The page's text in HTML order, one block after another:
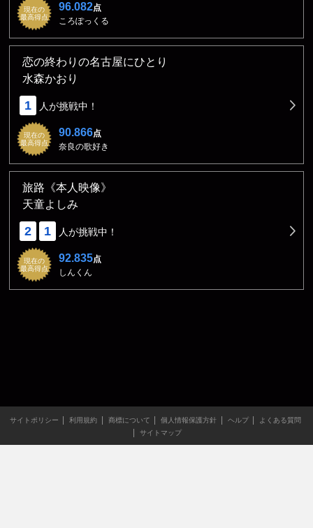
現在の
最高得点
96.082点
ころぽっくる
恋の終わりの名古屋にひとり
水森かおり
1 人が挑戦中！
現在の
最高得点
90.866点
奈良の歌好き
旅路《本人映像》
天童よしみ
2 1 人が挑戦中！
現在の
最高得点
92.835点
しんくん
サイトポリシー 利用規約 商標について 個人情報保護方針 ヘルプ
よくある質問
サイトマップ